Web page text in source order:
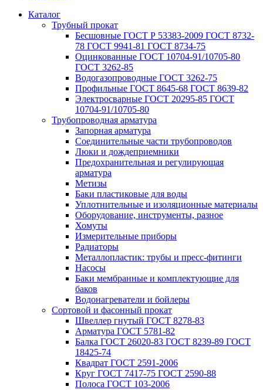
Каталог
Трубный прокат
Беcшовные ГОСТ Р 53383-2009 ГОСТ 8732-
78 ГОСТ 9941-81 ГОСТ 8734-75
Оцинкованные ГОСТ 10704-91/10705-80
ГОСТ 3262-85
Водогазопроводные ГОСТ 3262-75
Профильные ГОСТ 8645-68 ГОСТ 8639-82
Электросварные ГОСТ 20295-85 ГОСТ
10704-91/10705-80
Трубопроводная арматура
Запорная арматура
Соединительные части трубопроводов
Люки и дождеприемники
Предохранительная и регулирующая
арматура
Метизы
Баки пластиковые для воды
Уплотнительные и изоляционные материалы
Оборудование, инструменты, разное
Хомуты
Измерительные приборы
Радиаторы
Металлопластик: трубы и пресс-фитинги
Насосы
Баки мембранные и комплектующие для
баков
Водонагреватели и бойлеры
Сортовой и фасонный прокат
Швеллер гнутый ГОСТ 8278-83
Арматура ГОСТ 5781-82
Балка ГОСТ 26020-83 ГОСТ 8239-89 ГОСТ
18425-74
Квадрат ГОСТ 2591-2006
Круг ГОСТ 7417-75 ГОСТ 2590-88
Полоса ГОСТ 103-2006